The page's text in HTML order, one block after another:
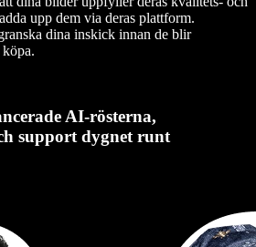
upp dem via deras plattform.
dina inskick innan de blir
AI-rösterna,
support dygnet runt